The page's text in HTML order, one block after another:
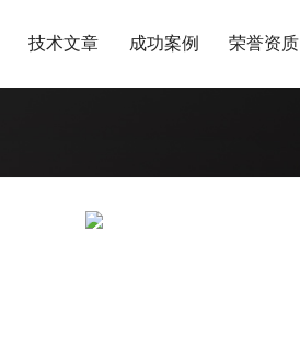
技术文章 成功案例 荣誉资质